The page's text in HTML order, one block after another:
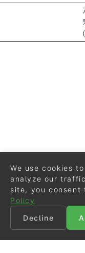
We use cookies
analyze our
site, you consent
Policy
Decline